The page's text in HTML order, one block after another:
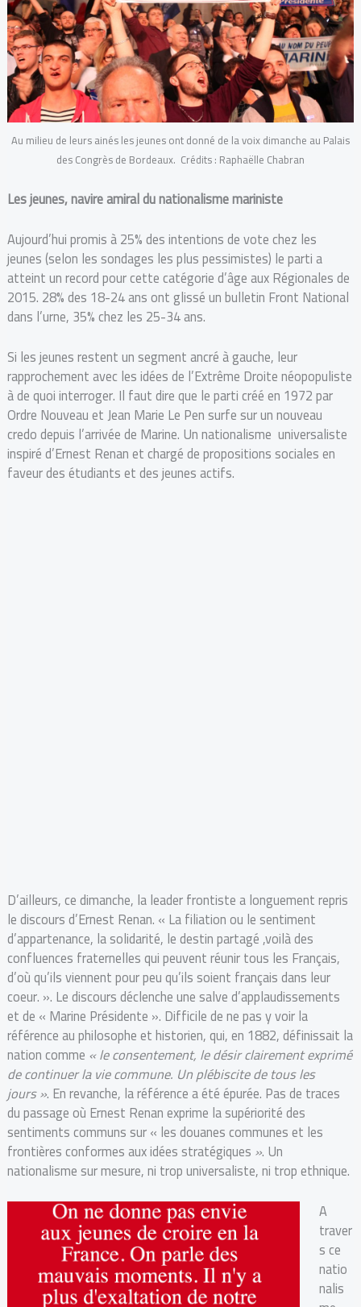
Au milieu de leurs ainés les jeunes ont donné de la voix dimanche au Palais
des Congrès de Bordeaux. Crédits : Raphaëlle Chabran
Les jeunes, navire amiral du nationalisme mariniste
Aujourd’hui promis à 25% des intentions de vote chez les
jeunes (selon les sondages les plus pessimistes) le parti a
atteint un record pour cette catégorie d’âge aux Régionales de
2015. 28% des 18-24 ans ont glissé un bulletin Front National
dans l’urne, 35% chez les 25-34 ans.
Si les jeunes restent un segment ancré à gauche, leur
rapprochement avec les idées de l’Extrême Droite néopopuliste
à de quoi interroger. Il faut dire que le parti créé en 1972 par
Ordre Nouveau et Jean Marie Le Pen surfe sur un nouveau
credo depuis l’arrivée de Marine. Un nationalisme universaliste
inspiré d’Ernest Renan et chargé de propositions sociales en
faveur des étudiants et des jeunes actifs.
D’ailleurs, ce dimanche, la leader frontiste a longuement repris
le discours d’Ernest Renan. « La filiation ou le sentiment
d’appartenance, la solidarité, le destin partagé ,voilà des
confluences fraternelles qui peuvent réunir tous les Français,
d’où qu’ils viennent pour peu qu’ils soient français dans leur
coeur. ». Le discours déclenche une salve d’applaudissements
et de « Marine Présidente ». Difficile de ne pas y voir la
référence au philosophe et historien, qui, en 1882, définissait la
nation comme « le consentement, le désir clairement exprimé
de continuer la vie commune. Un plébiscite de tous les
jours ». En revanche, la référence a été épurée. Pas de traces
du passage où Ernest Renan exprime la supériorité des
sentiments communs sur « les douanes communes et les
frontières conformes aux idées stratégiques ». Un
nationalisme sur mesure, ni trop universaliste, ni trop ethnique.
A
traver
s ce
natio
nalis